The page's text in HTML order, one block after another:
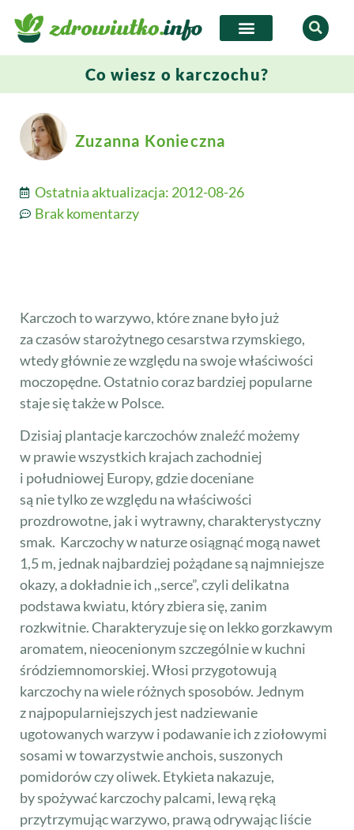
Co wiesz o karczochu?
Zuzanna Konieczna
Ostatnia aktualizacja: 2012-08-26
Brak komentarzy
Karczoch to warzywo, które znane było już
za czasów starożytnego cesarstwa rzymskiego,
wtedy głównie ze względu na swoje właściwości
moczopędne. Ostatnio coraz bardziej popularne
staje się także w Polsce.
Dzisiaj plantacje karczochów znaleźć możemy
w prawie wszystkich krajach zachodniej
i południowej Europy, gdzie doceniane
są nie tylko ze względu na właściwości
prozdrowotne, jak i wytrawny, charakterystyczny
smak. Karczochy w naturze osiągnąć mogą nawet
1,5 m, jednak najbardziej pożądane są najmniejsze
okazy, a dokładnie ich ,,serce”, czyli delikatna
podstawa kwiatu, który zbiera się, zanim
rozkwitnie. Charakteryzuje się on lekko gorzkawym
aromatem, nieocenionym szczególnie w kuchni
śródziemnomorskiej. Włosi przygotowują
karczochy na wiele różnych sposobów. Jednym
z najpopularniejszych jest nadziewanie
ugotowanych warzyw i podawanie ich z ziołowymi
sosami w towarzystwie anchois, suszonych
pomidorów czy oliwek. Etykieta nakazuje,
by spożywać karczochy palcami, lewą ręką
przytrzymując warzywo, prawą odrywając liście